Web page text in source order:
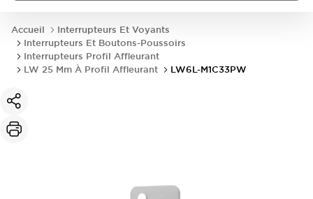
Accueil
Interrupteurs Et Voyants
Interrupteurs Et Boutons-Poussoirs
Interrupteurs Profil Affleurant
LW 25 Mm À Profil Affleurant
LW6L-M1C33PW